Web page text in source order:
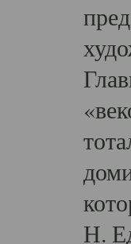
Н.